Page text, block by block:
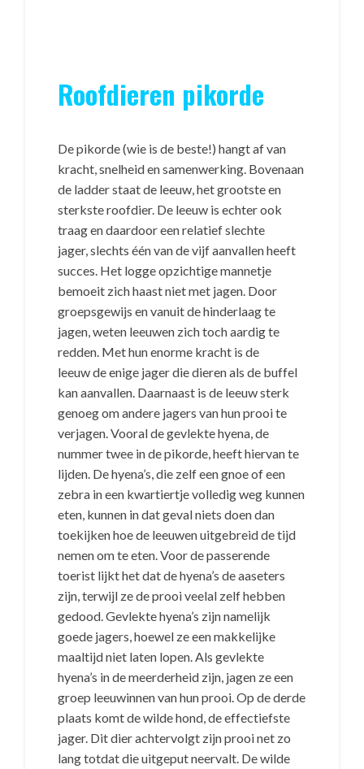
Roofdieren pikorde
De pikorde (wie is de beste!) hangt af van
kracht, snelheid en samenwerking. Bovenaan
de ladder staat de leeuw, het grootste en
sterkste roofdier. De leeuw is echter ook
traag en daardoor een relatief slechte
jager, slechts één van de vijf aanvallen heeft
succes. Het logge opzichtige mannetje
bemoeit zich haast niet met jagen. Door
groepsgewijs en vanuit de hinderlaag te
jagen, weten leeuwen zich toch aardig te
redden. Met hun enorme kracht is de
leeuw de enige jager die dieren als de buffel
kan aanvallen. Daarnaast is de leeuw sterk
genoeg om andere jagers van hun prooi te
verjagen. Vooral de gevlekte hyena, de
nummer twee in de pikorde, heeft hiervan te
lijden. De hyena’s, die zelf een gnoe of een
zebra in een kwartiertje volledig weg kunnen
eten, kunnen in dat geval niets doen dan
toekijken hoe de leeuwen uitgebreid de tijd
nemen om te eten. Voor de passerende
toerist lijkt het dat de hyena’s de aaseters
zijn, terwijl ze de prooi veelal zelf hebben
gedood. Gevlekte hyena’s zijn namelijk
goede jagers, hoewel ze een makkelijke
maaltijd niet laten lopen. Als gevlekte
hyena’s in de meerderheid zijn, jagen ze een
groep leeuwinnen van hun prooi. Op de derde
plaats komt de wilde hond, de effectiefste
jager. Dit dier achtervolgt zijn prooi net zo
lang totdat die uitgeput neervalt. De wilde